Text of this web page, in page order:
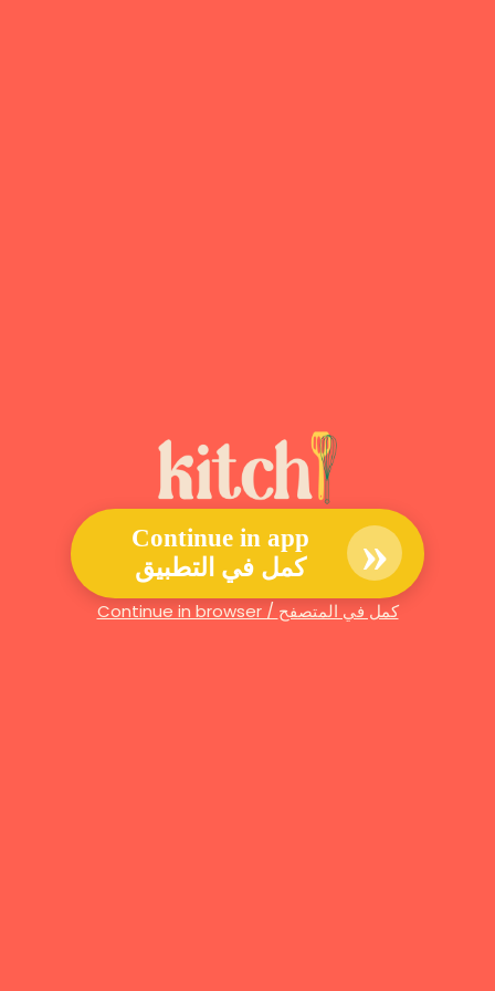
Continue in app
كمل في التطبيق
»
Continue in browser / كمل في المتصفح